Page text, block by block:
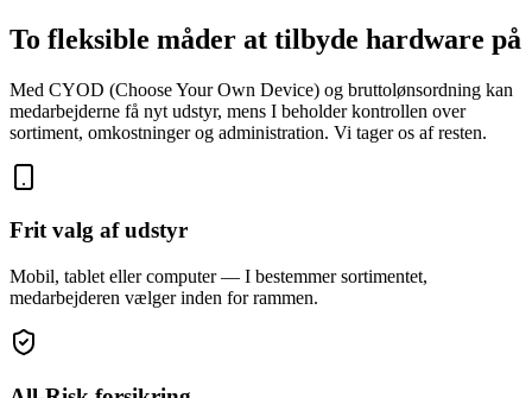
To fleksible måder at tilbyde hardware på
Med CYOD (Choose Your Own Device) og bruttolønsordning kan
medarbejderne få nyt udstyr, mens I beholder kontrollen over
sortiment, omkostninger og administration. Vi tager os af resten.
Frit valg af udstyr
Mobil, tablet eller computer — I bestemmer sortimentet,
medarbejderen vælger inden for rammen.